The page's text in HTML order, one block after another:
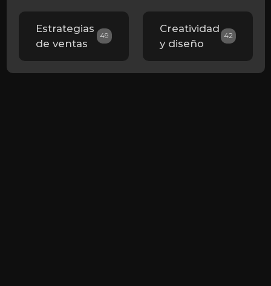
Estrategias
de ventas
49
Creatividad
y diseño
42